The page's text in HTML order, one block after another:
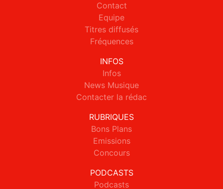
Contact
Equipe
Titres diffusés
Fréquences
INFOS
Infos
News Musique
Contacter la rédac
RUBRIQUES
Bons Plans
Emissions
Concours
PODCASTS
Podcasts